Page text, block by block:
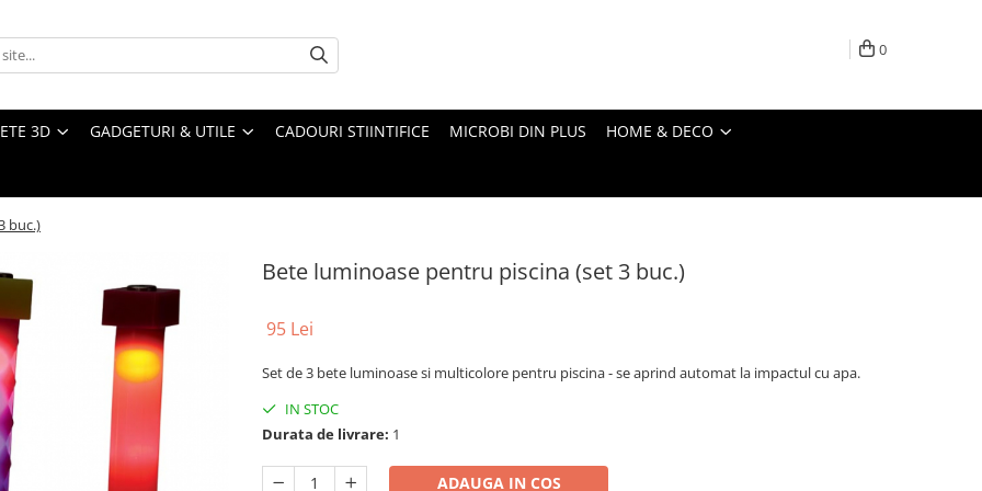
0
3D GADGETURI & UTILE CADOURI STIINTIFICE MICROBI DIN PLUS HOME & DECO
buc.)
Bete luminoase pentru piscina (set 3 buc.)
95 Lei
Set de 3 bete luminoase si multicolore pentru piscina - se aprind automat la impactul cu apa.
IN STOC
Durata de livrare: 1
ADAUGA IN COS